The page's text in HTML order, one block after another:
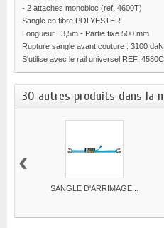
- 2 attaches monobloc (ref. 4600T)
Sangle en fibre POLYESTER
Longueur : 3,5m - Partie fixe 500 mm
Rupture sangle avant couture : 3100 daN
S'utilise avec le rail universel REF. 4580C
30 autres produits dans la
SANGLE D'ARRIMAGE...
‹